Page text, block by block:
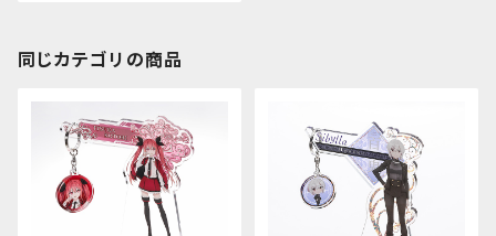
同じカテゴリの商品